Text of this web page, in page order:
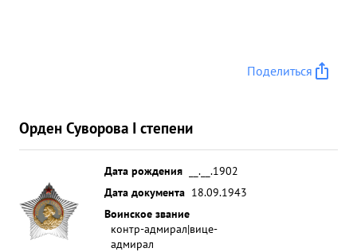
Поделиться
Орден Суворова I степени
Дата рождения
__.__.1902
Дата документа 18.09.1943
Воинское звание
контр-адмирал|вице-
адмирал